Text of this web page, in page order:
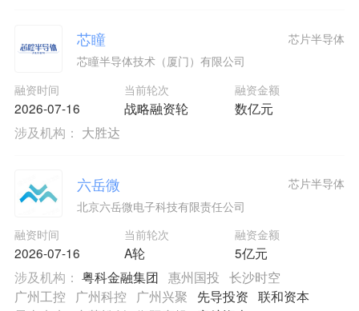
芯瞳
芯瞳半导体技术（厦门）有限公司
融资时间
2026-07-16
当前轮次
战略融资轮
融资金额
数亿元
芯片半导体
涉及机构： 大胜达
六岳微
北京六岳微电子科技有限责任公司
融资时间
2026-07-16
当前轮次
A轮
融资金额
5亿元
芯片半导体
涉及机构： 粤科金融集团 惠州国投 长沙时空
广州工控
广州科控 广州兴聚 先导投资 联和资本